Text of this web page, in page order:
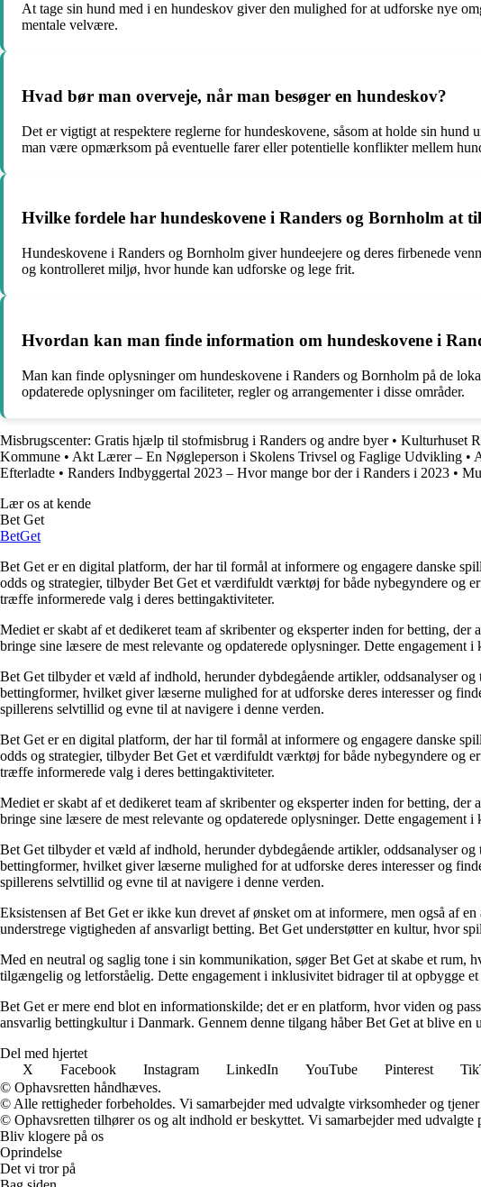
At tage sin hund med i en hundeskov giver den mulighed for at udforske nye
mentale velvære.
Hvad bør man overveje, når man besøger en hundeskov?
Det er vigtigt at respektere reglerne for hundeskovene, såsom at holde sin
man være opmærksom på eventuelle farer eller potentielle konflikter mellem
Hvilke fordele har hundeskovene i Randers og Bornholm at
Hundeskovene i Randers og Bornholm giver hundeejere og deres firbenede
og kontrolleret miljø, hvor hunde kan udforske og lege frit.
Hvordan kan man finde information om hundeskovene i
Man kan finde oplysninger om hundeskovene i Randers og Bornholm på de
opdaterede oplysninger om faciliteter, regler og arrangementer i disse områder.
Misbrugscenter: Gratis hjælp til stofmisbrug i Randers og andre byer• Kulturhuset
Kommune • Akt Lærer – En Nøgleperson i Skolens Trivsel og Faglige Udvikling •
Efterladte • Randers Indbyggertal 2023 – Hvor mange bor der i Randers i 2023 •
Lær os at kende
Bet Get
BetGet
Bet Get er en digital platform, der har til formål at informere og engagere danske
odds og strategier, tilbyder Bet Get et værdifuldt værktøj for både nybegyndere og
træffe informerede valg i deres bettingaktiviteter.
Mediet er skabt af et dedikeret team af skribenter og eksperter inden for betting,
bringe sine læsere de mest relevante og opdaterede oplysninger. Dette
Bet Get tilbyder et væld af indhold, herunder dybdegående artikler, oddsanalyser
bettingformer, hvilket giver læserne mulighed for at udforske deres interesser og
spillerens selvtillid og evne til at navigere i denne verden.
Bet Get er en digital platform, der har til formål at informere og engagere danske
odds og strategier, tilbyder Bet Get et værdifuldt værktøj for både nybegyndere og
træffe informerede valg i deres bettingaktiviteter.
Mediet er skabt af et dedikeret team af skribenter og eksperter inden for betting,
bringe sine læsere de mest relevante og opdaterede oplysninger. Dette
Bet Get tilbyder et væld af indhold, herunder dybdegående artikler, oddsanalyser
bettingformer, hvilket giver læserne mulighed for at udforske deres interesser og
spillerens selvtillid og evne til at navigere i denne verden.
Eksistensen af Bet Get er ikke kun drevet af ønsket om at informere, men også af
understrege vigtigheden af ansvarligt betting. Bet Get understøtter en kultur, hvor
Med en neutral og saglig tone i sin kommunikation, søger Bet Get at skabe et rum,
tilgængelig og letforståelig. Dette engagement i inklusivitet bidrager til at opbygge
Bet Get er mere end blot en informationskilde; det er en platform, hvor viden og
ansvarlig bettingkultur i Danmark. Gennem denne tilgang håber Bet Get at blive en
Del med hjertet
X
Facebook Instagram LinkedIn YouTube Pinterest
© Ophavsretten håndhæves.
© Alle rettigheder forbeholdes. Vi samarbejder med udvalgte virksomheder og
© Ophavsretten tilhører os og alt indhold er beskyttet. Vi samarbejder med
Bliv klogere på os
Oprindelse
Det vi tror på